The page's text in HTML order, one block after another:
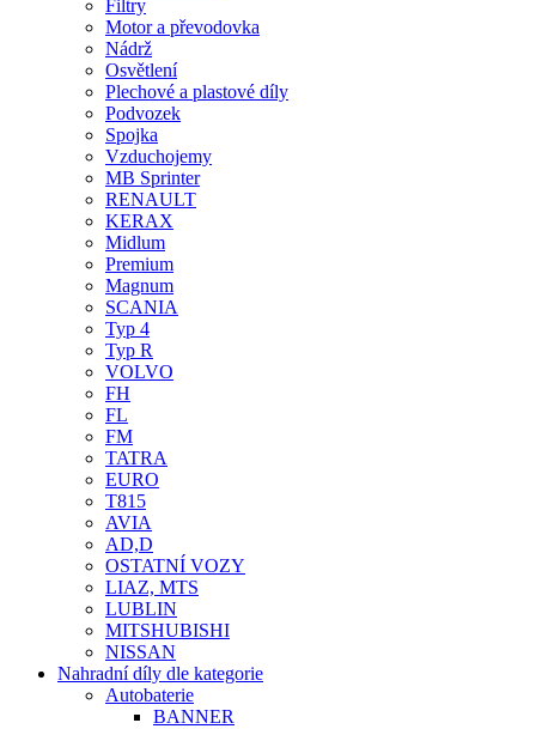
Filtry
Motor a převodovka
Nádrž
Osvětlení
Plechové a plastové díly
Podvozek
Spojka
Vzduchojemy
MB Sprinter
RENAULT
KERAX
Midlum
Premium
Magnum
SCANIA
Typ 4
Typ R
VOLVO
FH
FL
FM
TATRA
EURO
T815
AVIA
AD,D
OSTATNÍ VOZY
LIAZ, MTS
LUBLIN
MITSHUBISHI
NISSAN
Nahradní díly dle kategorie
Autobaterie
BANNER